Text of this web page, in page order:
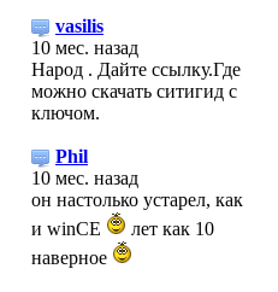
vasilis
10 мес. назад
Народ . Дайте ссылку.Где
можно скачать ситигид с
ключом.
Phil
10 мес. назад
он настолько устарел, как
и winCE
лет как 10
наверное